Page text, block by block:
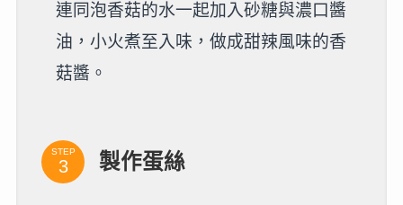
連同泡香菇的水一起加入砂糖與濃口醬
油，小火煮至入味，做成甜辣風味的香
菇醬。
STEP 製作蛋絲